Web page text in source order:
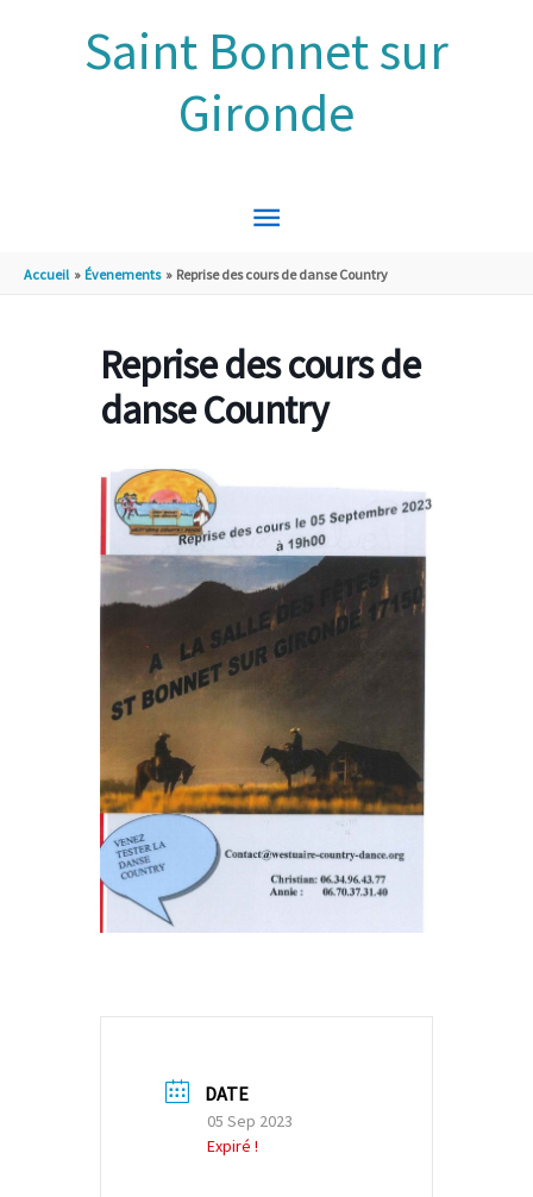
Saint Bonnet sur
Gironde
MENU
PRINCIPAL
Accueil Évenements Reprise des cours de danse Country
Reprise des cours de
danse Country
DATE
05 Sep 2023
Expiré !